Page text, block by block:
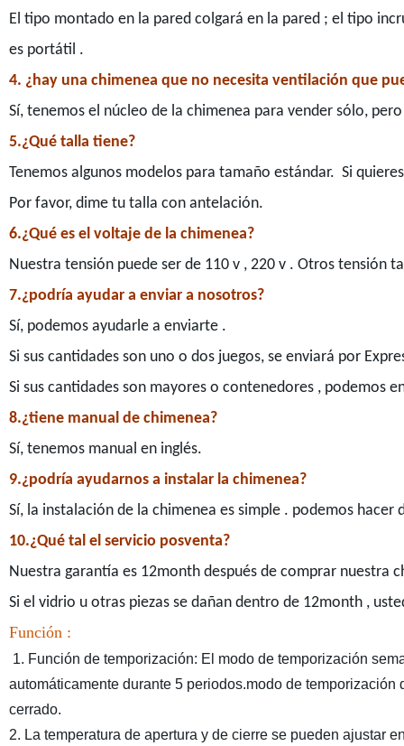
El tipo montado en la pared colgará en la pared ; el tipo
es portátil .
4. ¿hay una chimenea que no necesita ventilación que
Sí, tenemos el núcleo de la chimenea para vender sólo,
5.¿Qué talla tiene?
Tenemos algunos modelos para tamaño estándar. Si
Por favor, dime tu talla con antelación.
6.¿Qué es el voltaje de la chimenea?
Nuestra tensión puede ser de 110 v , 220 v . Otros tensión
7.¿podría ayudar a enviar a nosotros?
Sí, podemos ayudarle a enviarte .
Si sus cantidades son uno o dos juegos, se enviará por
Si sus cantidades son mayores o contenedores , podemos
8.¿tiene manual de chimenea?
Sí, tenemos manual en inglés.
9.¿podría ayudarnos a instalar la chimenea?
Sí, la instalación de la chimenea es simple . podemos hacer
10.¿Qué tal el servicio posventa?
Nuestra garantía es 12month después de comprar nuestra
Si el vidrio u otras piezas se dañan dentro de 12month ,
Función :
1. Función de temporización: El modo de temporización
automáticamente durante 5 periodos.modo de
cerrado.
2. La temperatura de apertura y de cierre se pueden ajustar